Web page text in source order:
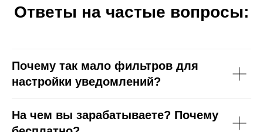
Ответы на частые вопросы:
Почему так мало фильтров для
настройки уведомлений?
На чем вы зарабатываете? Почему